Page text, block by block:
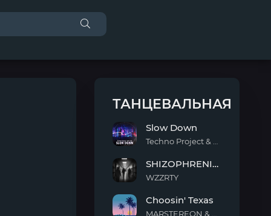
ТАНЦЕВАЛЬНАЯ
Down
Slow Down
(Slowed)
SHIZOPHRENIA (Slowed)
WZZRTY
Choosin' Texas